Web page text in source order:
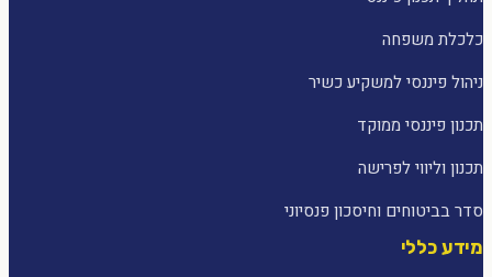
כלכלת משפחה
ניהול פיננסי למשקיע כשיר
תכנון פיננסי ממוקד
תכנון וליווי לפרישה
סדר בביטוחים וחיסכון פנסיוני
מידע כללי